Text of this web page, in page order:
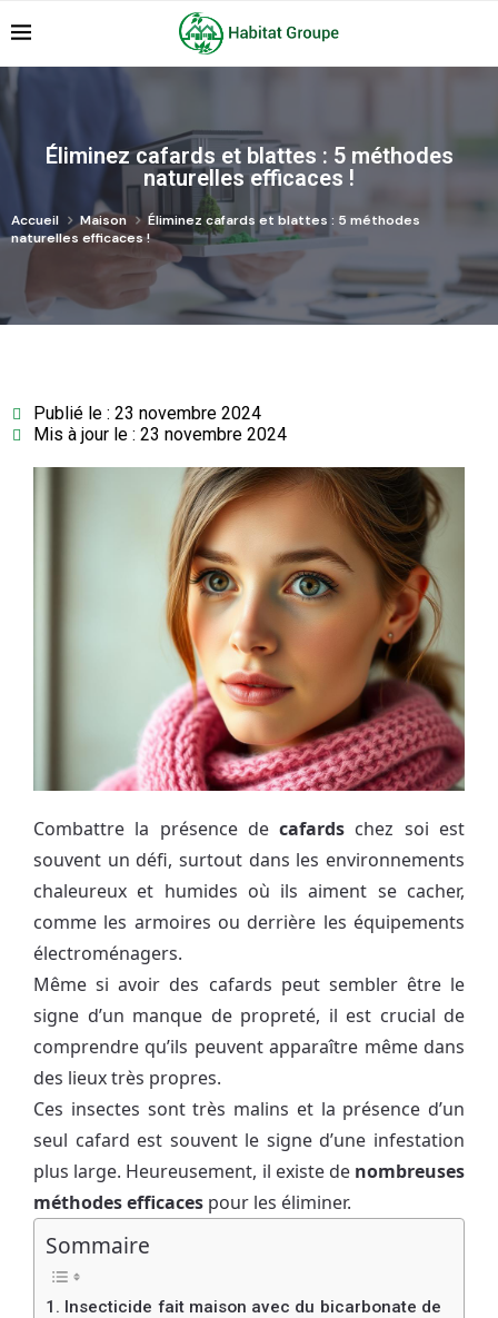
Éliminez cafards et blattes : 5 méthodes
naturelles efficaces !
Accueil Maison
Éliminez cafards et blattes : 5 méthodes
naturelles efficaces !
Publié le : 23 novembre 2024
Mis à jour le : 23 novembre 2024
Combattre la présence decafards chez soi est
souvent un défi, surtout dans les environnements
chaleureux et humides où ils aiment se cacher,
comme les armoires ou derrière les équipements
électroménagers.
Même si avoir des cafards peut sembler être le
signe d’un manque de propreté, il est crucial de
comprendre qu’ils peuvent apparaître même dans
des lieux très propres.
Ces insectes sont très malins et la présence d’un
seul cafard est souvent le signe d’une infestation
plus large. Heureusement, il existe de nombreuses
méthodes efficaces pour les éliminer.
Sommaire
1. Insecticide fait maison avec du bicarbonate de